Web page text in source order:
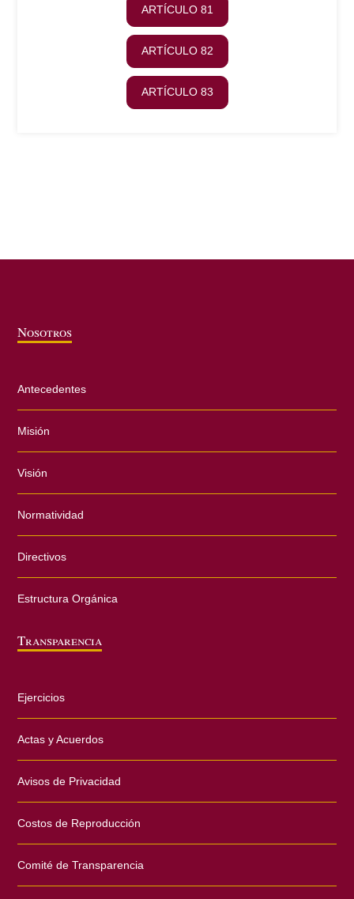
ARTÍCULO 81
ARTÍCULO 82
ARTÍCULO 83
Nosotros
Antecedentes
Misión
Visión
Normatividad
Directivos
Estructura Orgánica
Transparencia
Ejercicios
Actas y Acuerdos
Avisos de Privacidad
Costos de Reproducción
Comité de Transparencia